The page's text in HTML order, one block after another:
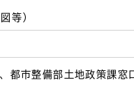
等）
都市整備部土地政策課窓